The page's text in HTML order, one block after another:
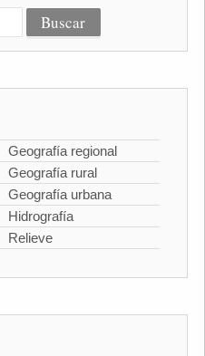
Geografía regional
Geografía rural
Geografía urbana
Hidrografía
Relieve